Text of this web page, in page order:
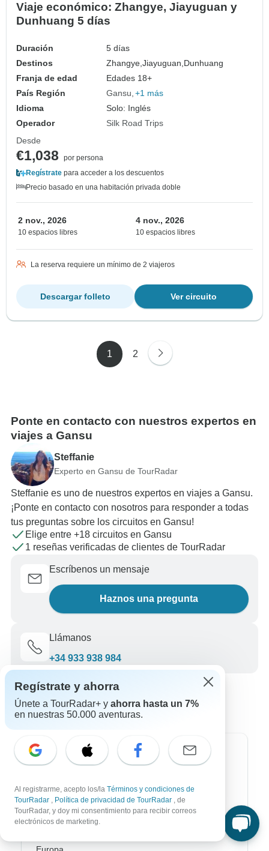
Viaje económico: Zhangye, Jiayuguan y
Dunhuang 5 días
Duración
5 días
Destinos
Zhangye,Jiayuguan,Dunhuang
Franja de edad
Edades 18+
País Región
Gansu +1 más
Idioma
Solo: Inglés
Operador
Silk Road Trips
Desde
€1,038
por persona
Regístrate para acceder a los descuentos
Precio basado en una habitación privada doble
2 nov., 2026
10 espacios libres
4 nov., 2026
10 espacios libres
La reserva requiere un mínimo de 2 viajeros
Ver circuito
Descargar folleto
1 2
Ponte en contacto con nuestros expertos en
viajes a Gansu
Steffanie
Experto en Gansu de TourRadar
Steffanie es uno de nuestros expertos en viajes a Gansu.
¡Ponte en contacto con nosotros para responder a todas
tus preguntas sobre los circuitos en Gansu!
Elige entre +18 circuitos en Gansu
1 reseñas verificadas de clientes de TourRadar
Escríbenos un mensaje
Haznos una pregunta
Llámanos
+34 933 938 984
Destinos más populares
Asia
Australia / Oceanía
Regístrate y ahorra
Únete a TourRadar+ y ahorra hasta un 7%
en nuestras 50.000 aventuras.
Al registrarme, acepto los/la Términos y condiciones de
TourRadar , Política de privacidad de TourRadar , de
TourRadar, y doy mi consentimiento para recibir correos
electrónicos de marketing.